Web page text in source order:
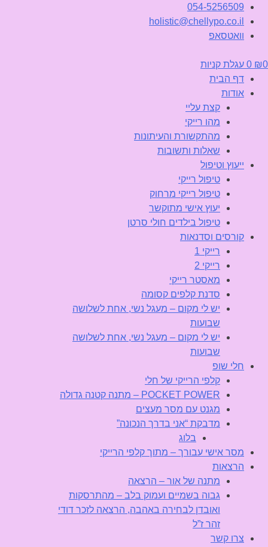
054-5256509
holistic@chellypo.co.il
וואטסאפ
₪0
0 עגלת קניות
דף הבית
אודות
קצת עליי
מהו רייקי
מהתקשורת והעיתונות
שאלות ותשובות
ייעוץ וטיפול
טיפול רייקי
טיפול רייקי מרחוק
יעוץ אישי מתוקשר
טיפול בילדים חולי סרטן
קורסים וסדנאות
רייקי 1
רייקי 2
מאסטר רייקי
סדנת קלפים קסומה
יש לי מקום – מעגל נשי, אחת לשלושה
שבועות
יש לי מקום – מעגל נשי, אחת לשלושה
שבועות
חלי שופ
קלפי הרייקי של חלי
POCKET POWER – מתנה קטנה גדולה
מגנט עם מסר מעצים
מדבקת “אני בדרך הנכונה”
בלוג
מסר אישי עבורך – מתוך קלפי הרייקי
הרצאות
מתנה של אור – הרצאה
גבוה בשמיים ועמוק בלב – מהתרסקות
ואובדן לבחירה באהבה, הרצאה לזכר דודי
זהר ז”ל
צרו קשר